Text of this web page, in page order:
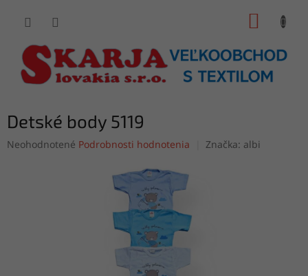
Detské body 5119
Priemerné
Neohodnotené Podrobnosti hodnotenia Značka: albi